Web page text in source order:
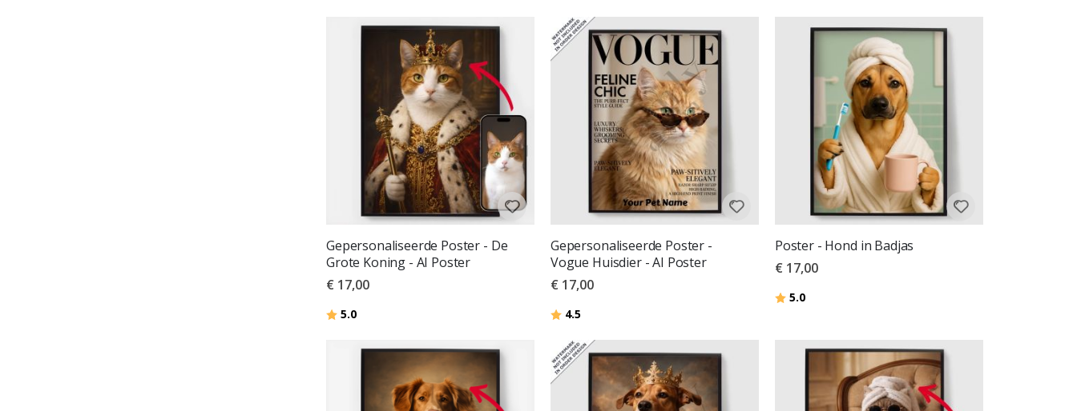
Gepersonaliseerde Poster - De
Grote Koning - AI Poster
€ 17,00
Beoordeling:
5.0
Gepersonaliseerde Poster -
Vogue Huisdier - AI Poster
€ 17,00
Beoordeling:
4.5uit 5 sterren
Poster - Hond in Badjas
€ 17,00
Beoordeling:
5.0uit 5 sterren